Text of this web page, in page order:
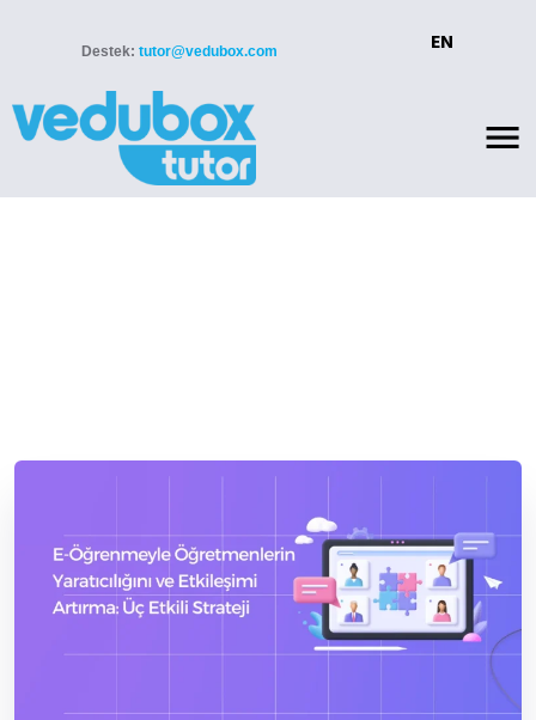
Destek:tutor@vedubox.com EN